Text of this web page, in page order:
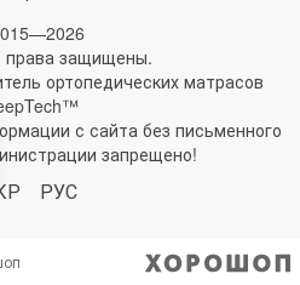
права защищены.
ортопедических матрасов
с сайта без письменного
запрещено!
РУС